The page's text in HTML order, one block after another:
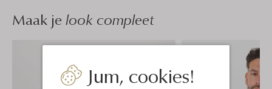
Jum, cookies!
Maak je look compleet